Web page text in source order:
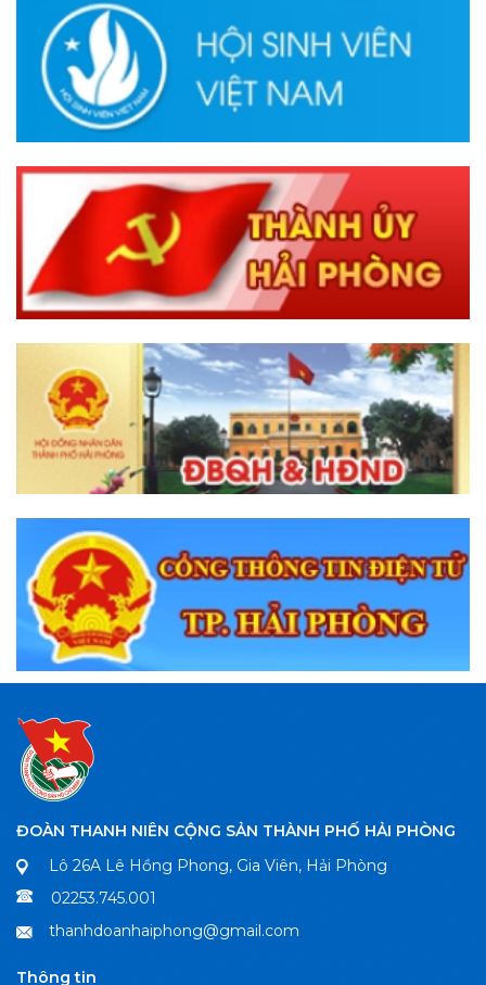
ĐOÀN THANH NIÊN CỘNG SẢN THÀNH PHỐ HẢI PHÒNG
Lô 26A Lê Hồng Phong, Gia Viên, Hải Phòng
02253.745.001
thanhdoanhaiphong@gmail.com
Thông tin